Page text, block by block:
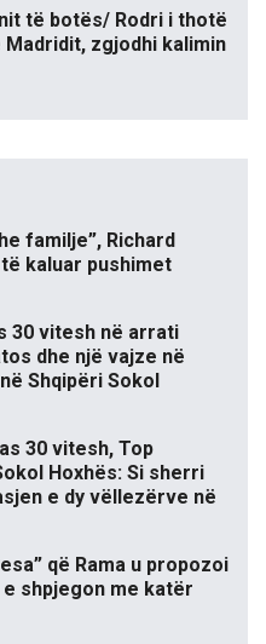
të botës/ Rodri i thotë
Madridit, zgjodhi kalimin
familje”, Richard
kaluar pushimet
30 vitesh në arrati
dhe një vajze në
Shqipëri Sokol
30 vitesh, Top
Hoxhës: Si sherri
e dy vëllezërve në
që Rama u propozoi
shpjegon me katër